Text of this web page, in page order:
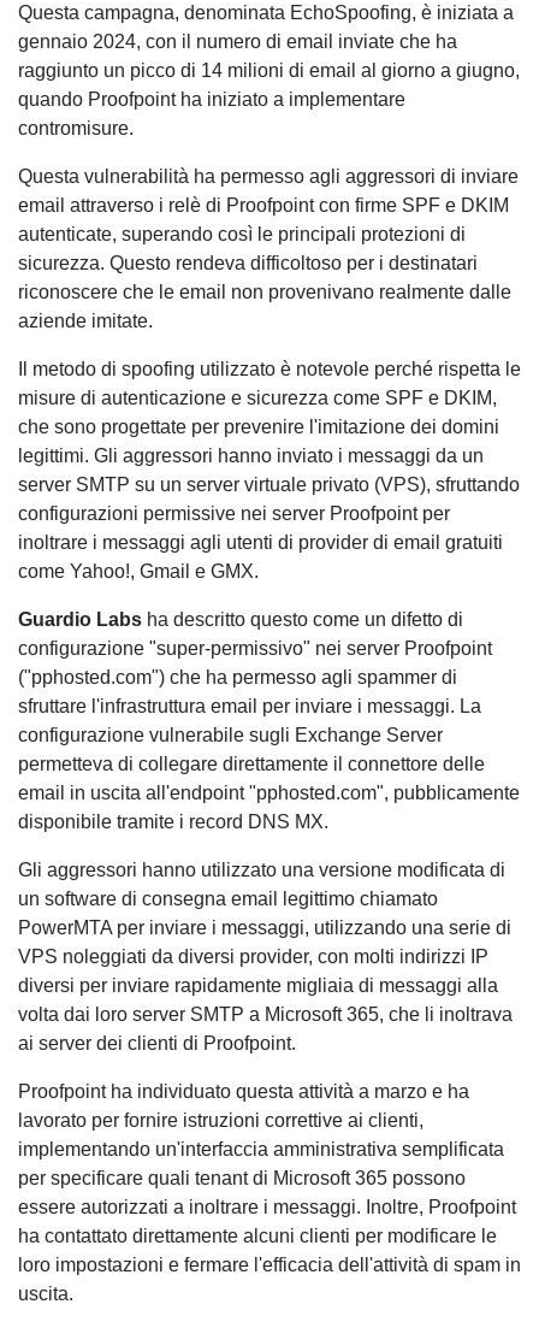
Questa campagna, denominata EchoSpoofing, è iniziata a
gennaio 2024, con il numero di email inviate che ha
raggiunto un picco di 14 milioni di email al giorno a giugno,
quando Proofpoint ha iniziato a implementare
contromisure.
Questa vulnerabilità ha permesso agli aggressori di inviare
email attraverso i relè di Proofpoint con firme SPF e DKIM
autenticate, superando così le principali protezioni di
sicurezza. Questo rendeva difficoltoso per i destinatari
riconoscere che le email non provenivano realmente dalle
aziende imitate.
Il metodo di spoofing utilizzato è notevole perché rispetta le
misure di autenticazione e sicurezza come SPF e DKIM,
che sono progettate per prevenire l'imitazione dei domini
legittimi. Gli aggressori hanno inviato i messaggi da un
server SMTP su un server virtuale privato (VPS), sfruttando
configurazioni permissive nei server Proofpoint per
inoltrare i messaggi agli utenti di provider di email gratuiti
come Yahoo!, Gmail e GMX.
Guardio Labs ha descritto questo come un difetto di
configurazione "super-permissivo" nei server Proofpoint
("pphosted.com") che ha permesso agli spammer di
sfruttare l'infrastruttura email per inviare i messaggi. La
configurazione vulnerabile sugli Exchange Server
permetteva di collegare direttamente il connettore delle
email in uscita all'endpoint "pphosted.com", pubblicamente
disponibile tramite i record DNS MX.
Gli aggressori hanno utilizzato una versione modificata di
un software di consegna email legittimo chiamato
PowerMTA per inviare i messaggi, utilizzando una serie di
VPS noleggiati da diversi provider, con molti indirizzi IP
diversi per inviare rapidamente migliaia di messaggi alla
volta dai loro server SMTP a Microsoft 365, che li inoltrava
ai server dei clienti di Proofpoint.
Proofpoint ha individuato questa attività a marzo e ha
lavorato per fornire istruzioni correttive ai clienti,
implementando un'interfaccia amministrativa semplificata
per specificare quali tenant di Microsoft 365 possono
essere autorizzati a inoltrare i messaggi. Inoltre, Proofpoint
ha contattato direttamente alcuni clienti per modificare le
loro impostazioni e fermare l'efficacia dell'attività di spam in
uscita.